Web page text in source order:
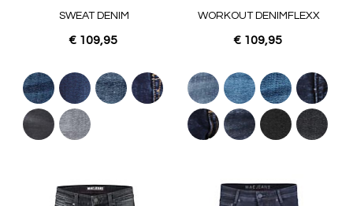
SWEAT DENIM
€ 109,95
WORKOUT DENIMFLEXX
€ 109,95